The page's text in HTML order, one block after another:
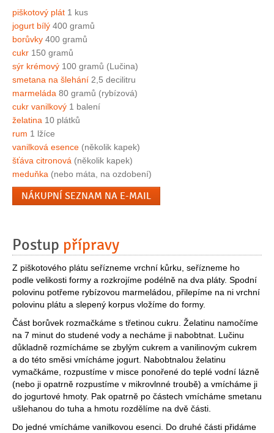
piškotový plát 1 kus
jogurt bílý 400 gramů
borůvky 400 gramů
cukr 150 gramů
sýr krémový 100 gramů (Lučina)
smetana na šlehání 2,5 decilitru
marmeláda 80 gramů (rybízová)
cukr vanilkový 1 balení
želatina 10 plátků
rum 1 lžíce
vanilková esence (několik kapek)
šťáva citronová (několik kapek)
meduňka (nebo máta, na ozdobení)
NÁKUPNÍ SEZNAM NA E-MAIL
Postup přípravy
Z piškotového plátu seřízneme vrchní kůrku, seřízneme ho
podle velikosti formy a rozkrojíme podélně na dva pláty. Spodní
polovinu potřeme rybízovou marmeládou, přilepíme na ni vrchní
polovinu plátu a slepený korpus vložíme do formy.
Část borůvek rozmačkáme s třetinou cukru. Želatinu namočíme
na 7 minut do studené vody a necháme ji nabobtnat. Lučinu
důkladně rozmícháme se zbylým cukrem a vanilinovým cukrem
a do této směsi vmícháme jogurt. Nabobtnalou želatinu
vymačkáme, rozpustíme v misce ponořené do teplé vodní lázně
(nebo ji opatrně rozpustíme v mikrovlnné troubě) a vmícháme ji
do jogurtové hmoty. Pak opatrně po částech vmícháme smetanu
ušlehanou do tuha a hmotu rozdělíme na dvě části.
Do jedné vmícháme vanilkovou esenci. Do druhé části přidáme